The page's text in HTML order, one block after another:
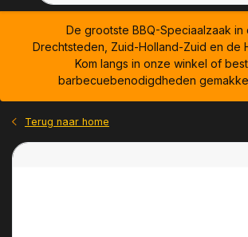
De grootste BBQ-Speciaalzaak in
Drechtsteden, Zuid-Holland-Zuid en de
Kom langs in onze winkel of
barbecuebenodigdheden
Terug naar home